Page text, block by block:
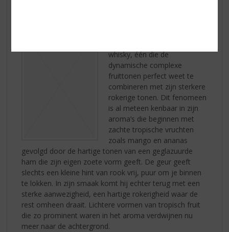
whisky, één die de
dynamische complexe
fruittonen perfect weet te
combineren met zijn sterkere
rokerige tonen. Dit fenomeen
is al meteen kenbaar in zijn
aroma’s die beginnen met
zachte tropische vruchten
zoals mango en ananas
gevolgd door de hartige tonen van een geglazuurde
ham die zijn eigen zoete vorm geeft. De geur geeft
slechts een kleine hint van rook vrij, puur om je binnen
te lokken. In zijn smaak komt hij echter terug met een
sterke aanwezigheid, een hartige rokerigheid waar de
rest omheen draait. Lichtere vormen van tropisch fruit
die zo prominent waren in het aroma verdwijnen nu
meer naar de achtergrond.